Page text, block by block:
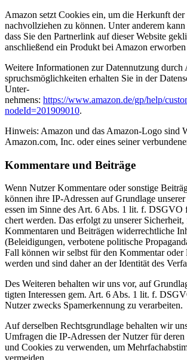
Amazon setzt Cookies ein, um die Herkunft der
nachvoll­ziehen zu können. Unter anderem
dass Sie den Partnerlink auf dieser Website
anschließend ein Produkt bei Amazon erworben
Weitere Infor­ma­tionen zur Daten­nutzung
spruchs­mög­lich­keiten erhalten Sie in der
Unter­
nehmens: https://www.amazon.de/gp/help/
nodeId=201909010.
Hinweis: Amazon und das Amazon-Logo sind
Amazon.com, Inc. oder eines seiner
Kommentare und Beiträge
Wenn Nutzer Kommentare oder sonstige
können ihre IP-Adressen auf Grundlage
essen im Sinne des Art. 6 Abs. 1 lit. f. DSGVO
chert werden. Das erfolgt zu unserer
Kommen­taren und Beiträgen wider­recht­liche
(Belei­di­gungen, verbotene politische
Fall können wir selbst für den Kommentar oder
werden und sind daher an der Identität des
Des Weiteren behalten wir uns vor, auf
tigten Inter­essen gem. Art. 6 Abs. 1 lit. f.
Nutzer zwecks Spamer­kennung zu verar­beiten.
Auf derselben Rechts­grundlage behalten wir
Umfragen die IP-Adressen der Nutzer für
und Cookies zu verwenden, um